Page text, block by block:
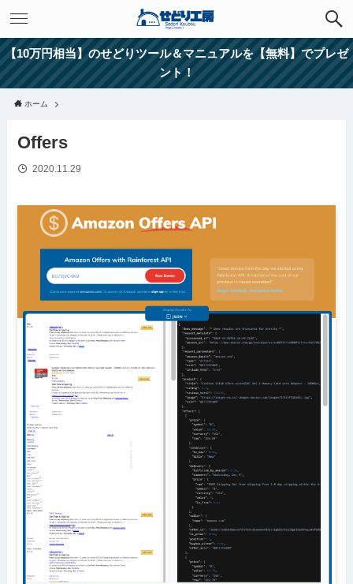
【10万円相当】のせどりツール＆マニュアルを【無料】でプレゼ
ント！
ホーム
Offers
2020.11.29